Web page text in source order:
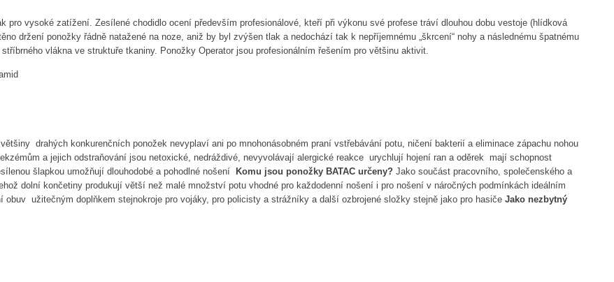
pro vysoké zatížení. Zesílené chodidlo ocení především profesionálové, kteří při výkonu své profese tráví dlouhou dobu vestoje (hlídková
držení ponožky řádně natažené na noze, aniž by byl zvýšen tlak a nedochází tak k nepříjemnému „škrcení“ nohy a následnému špatnému
vlákna ve struktuře tkaniny. Ponožky Operator jsou profesionálním řešením pro většinu aktivit.
drahých konkurenčních ponožek nevyplaví ani po mnohonásobném praní vstřebávání potu, ničení bakterií a eliminace zápachu nohou
a jejich odstraňování jsou netoxické, nedráždivé, nevyvolávají alergické reakce urychlují hojení ran a oděrek mají schopnost
šlapkou umožňují dlouhodobé a pohodlné nošení
Komu jsou ponožky BATAC určeny? Jako součást pracovního, společenského a
dolní končetiny produkují větší než malé množství potu vhodné pro každodenní nošení i pro nošení v náročných podmínkách ideálním
užitečným doplňkem stejnokroje pro vojáky, pro policisty a strážníky a další ozbrojené složky stejně jako pro hasiče Jako nezbytný